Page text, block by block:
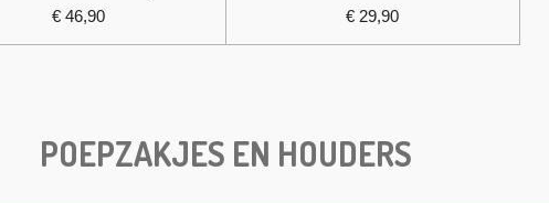
€ 46,90 € 29,90
POEPZAKJES EN HOUDERS